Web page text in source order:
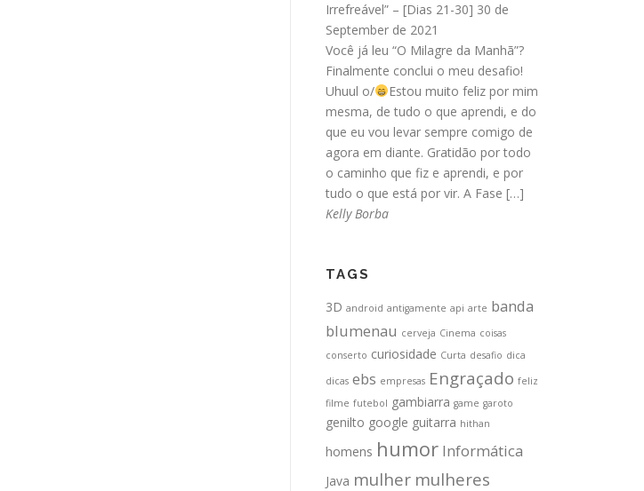
Irrefreável” – [Dias 21-30] 30 de
September de 2021
Você já leu “O Milagre da Manhã”?
Finalmente conclui o meu desafio!
Uhuul o/
Estou muito feliz por mim
mesma, de tudo o que aprendi, e do
que eu vou levar sempre comigo de
agora em diante. Gratidão por todo
o caminho que fiz e aprendi, e por
tudo o que está por vir. A Fase […]
Kelly Borba
TAGS
3D android antigamente api arte banda
blumenau cerveja Cinema coisas
conserto curiosidade Curta desafio dica
dicas ebs empresas Engraçado feliz
filme futebol gambiarra game garoto
genilto google guitarra hithan
homens humor Informática
Java mulher mulheres